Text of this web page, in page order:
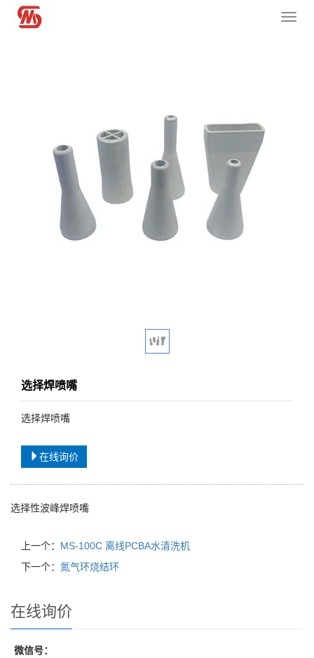
导
您的位置：
选择焊喷嘴
选择焊喷嘴
在线询价
选择性波峰焊喷嘴
上一个： MS-100C 离线PCBA水清洗机
下一个： 氮气环烧结环
在线询价
微信号：